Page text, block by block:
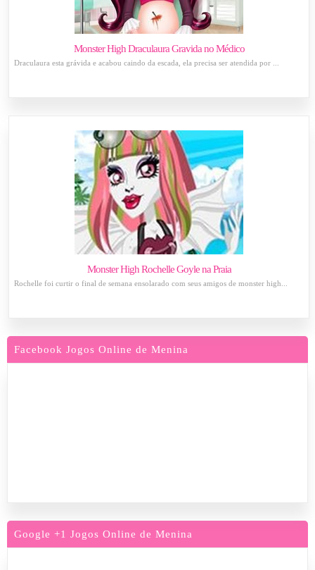
Monster High Draculaura Gravida no Médico
Draculaura esta grávida e acabou caindo da escada, ela precisa ser atendida por ...
Monster High Rochelle Goyle na Praia
Rochelle foi curtir o final de semana ensolarado com seus amigos de monster high...
Facebook Jogos Online de Menina
Google +1 Jogos Online de Menina